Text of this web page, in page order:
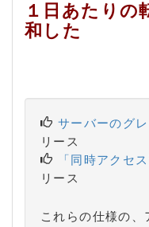
１日あたりの
和した
サーバーのグ
リース
「同時アクセ
リース
これらの仕様の、